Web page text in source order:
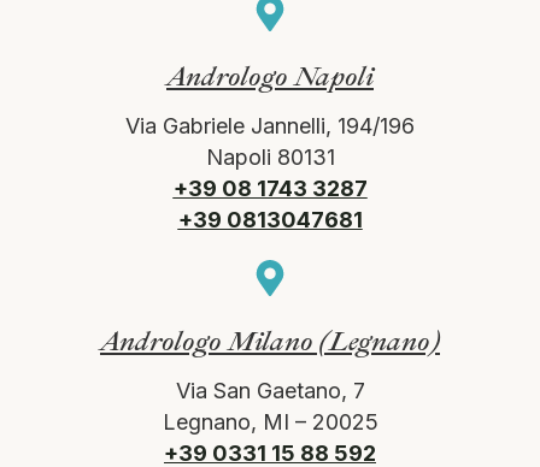
Andrologo Napoli
Via Gabriele Jannelli, 194/196
Napoli 80131
+39 08 1743 3287
+39 0813047681
Andrologo Milano (Legnano)
Via San Gaetano, 7
Legnano, MI – 20025
+39 0331 15 88 592